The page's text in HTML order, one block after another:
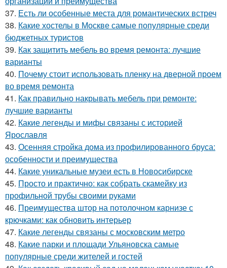
37. Есть ли особенные места для романтических встреч
38. Какие хостелы в Москве самые популярные среди
бюджетных туристов
39. Как защитить мебель во время ремонта: лучшие
варианты
40. Почему стоит использовать пленку на дверной проем
во время ремонта
41. Как правильно накрывать мебель при ремонте:
лучшие варианты
42. Какие легенды и мифы связаны с историей
Ярославля
43. Осенняя стройка дома из профилированного бруса:
особенности и преимущества
44. Какие уникальные музеи есть в Новосибирске
45. Просто и практично: как собрать скамейку из
профильной трубы своими руками
46. Преимущества штор на потолочном карнизе с
крючками: как обновить интерьер
47. Какие легенды связаны с московским метро
48. Какие парки и площади Ульяновска самые
популярные среди жителей и гостей